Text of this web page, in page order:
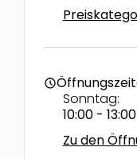
schedule
Sonntag:
10:00 - 13:00
Zu den